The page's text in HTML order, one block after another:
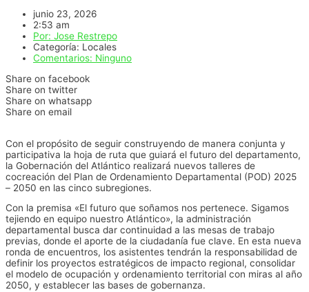
junio 23, 2026
2:53 am
Por: Jose Restrepo
Categoría: Locales
Comentarios: Ninguno
Share on facebook
Share on twitter
Share on whatsapp
Share on email
Con el propósito de seguir construyendo de manera conjunta y
participativa la hoja de ruta que guiará el futuro del departamento,
la Gobernación del Atlántico realizará nuevos talleres de
cocreación del Plan de Ordenamiento Departamental (POD) 2025
– 2050 en las cinco subregiones.
Con la premisa «El futuro que soñamos nos pertenece. Sigamos
tejiendo en equipo nuestro Atlántico», la administración
departamental busca dar continuidad a las mesas de trabajo
previas, donde el aporte de la ciudadanía fue clave. En esta nueva
ronda de encuentros, los asistentes tendrán la responsabilidad de
definir los proyectos estratégicos de impacto regional, consolidar
el modelo de ocupación y ordenamiento territorial con miras al año
2050, y establecer las bases de gobernanza.